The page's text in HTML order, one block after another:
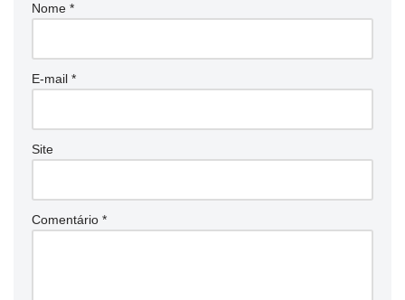
Nome *
E-mail *
Site
Comentário *